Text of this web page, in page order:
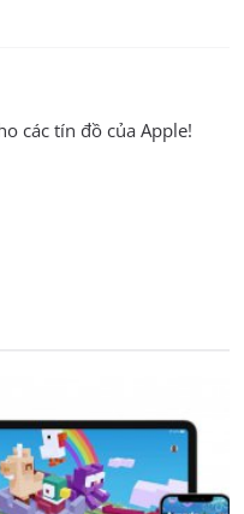
các tín đồ của Apple!